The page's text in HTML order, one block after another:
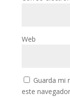
Web
Guarda mi
este